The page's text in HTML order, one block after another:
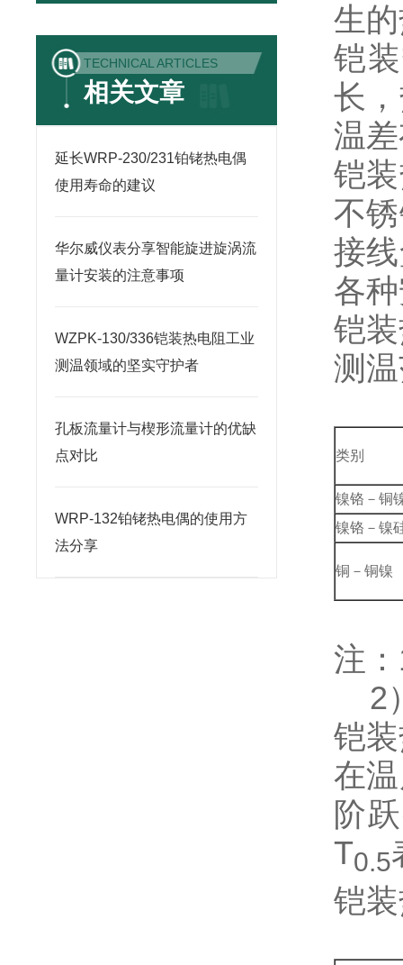
TECHNICAL ARTICLES
相关文章
延长WRP-230/231铂铑热电偶
使用寿命的建议
华尔威仪表分享智能旋进旋涡流
量计安装的注意事项
WZPK-130/336铠装热电阻工业
测温领域的坚实守护者
孔板流量计与楔形流量计的优缺
点对比
WRP-132铂铑热电偶的使用方
法分享
生
铠
长
温
铠
不
接
各
铠
测
类别
镍铬－铜
镍铬－镍
铜－铜镍
注
2
铠
在
阶
T0.5
铠